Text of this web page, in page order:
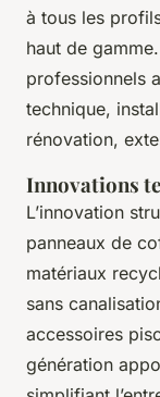
à tous les
haut de
professionnels
technique,
rénovation,
Innovations
L’innovation
panneaux de
matériaux
sans
accessoires
génération